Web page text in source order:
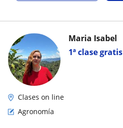
1ª clase gratis
Maria Isabel
Clases on line
Agronomía